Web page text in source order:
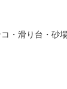
・滑り台・